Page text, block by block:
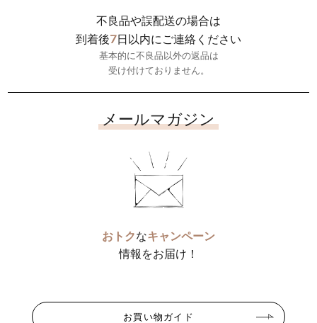
不良品や誤配送の場合は
到着後7日以内にご連絡ください
基本的に不良品以外の返品は
受け付けておりません。
メールマガジン
おトクなキャンペーン
情報をお届け！
お買い物ガイド